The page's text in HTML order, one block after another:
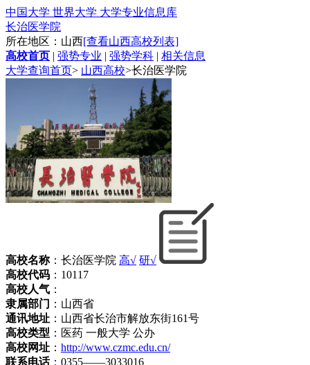
中国大学 世界大学 大学专业信息库
长治医学院
所在地区：山西[查看山西高校列表]
高校首页 | 强势专业 | 强势学科 | 相关信息
大学查询首页> 山西高校>长治医学院
高校名称：长治医学院 高√ 研√
高校代码 ：10117
高校人气 ：
隶属部门 ：山西省
通讯地址 ：山西省长治市解放东街161号
高校类型 ：医药 一般大学 公办
高校网址 ： http://www.czmc.edu.cn/
联系电话：0355——3033016